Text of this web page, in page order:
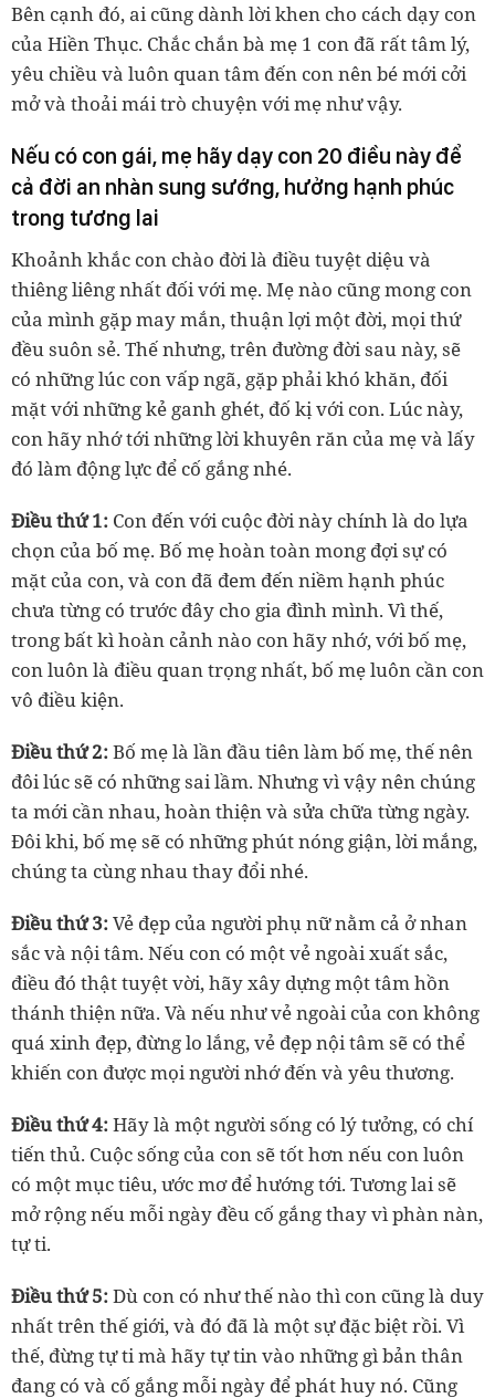
Bên cạnh đó, ai cũng dành lời khen cho cách dạy con
của Hiền Thục. Chắc chắn bà mẹ 1 con đã rất tâm lý,
yêu chiều và luôn quan tâm đến con nên bé mới cởi
mở và thoải mái trò chuyện với mẹ như vậy.
Nếu có con gái, mẹ hãy dạy con 20 điều này để
cả đời an nhàn sung sướng, hưởng hạnh phúc
trong tương lai
Khoảnh khắc con chào đời là điều tuyệt diệu và
thiêng liêng nhất đối với mẹ. Mẹ nào cũng mong con
của mình gặp may mắn, thuận lợi một đời, mọi thứ
đều suôn sẻ. Thế nhưng, trên đường đời sau này, sẽ
có những lúc con vấp ngã, gặp phải khó khăn, đối
mặt với những kẻ ganh ghét, đố kị với con. Lúc này,
con hãy nhớ tới những lời khuyên răn của mẹ và lấy
đó làm động lực để cố gắng nhé.
Điều thứ 1: Con đến với cuộc đời này chính là do lựa
chọn của bố mẹ. Bố mẹ hoàn toàn mong đợi sự có
mặt của con, và con đã đem đến niềm hạnh phúc
chưa từng có trước đây cho gia đình mình. Vì thế,
trong bất kì hoàn cảnh nào con hãy nhớ, với bố mẹ,
con luôn là điều quan trọng nhất, bố mẹ luôn cần con
vô điều kiện.
Điều thứ 2:Bố mẹ là lần đầu tiên làm bố mẹ, thế nên
đôi lúc sẽ có những sai lầm. Nhưng vì vậy nên chúng
ta mới cần nhau, hoàn thiện và sửa chữa từng ngày.
Đôi khi, bố mẹ sẽ có những phút nóng giận, lời mắng,
chúng ta cùng nhau thay đổi nhé.
Điều thứ 3:Vẻ đẹp của người phụ nữ nằm cả ở nhan
sắc và nội tâm. Nếu con có một vẻ ngoài xuất sắc,
điều đó thật tuyệt vời, hãy xây dựng một tâm hồn
thánh thiện nữa. Và nếu như vẻ ngoài của con không
quá xinh đẹp, đừng lo lắng, vẻ đẹp nội tâm sẽ có thể
khiến con được mọi người nhớ đến và yêu thương.
Điều thứ 4:Hãy là một người sống có lý tưởng, có chí
tiến thủ. Cuộc sống của con sẽ tốt hơn nếu con luôn
có một mục tiêu, ước mơ để hướng tới. Tương lai sẽ
mở rộng nếu mỗi ngày đều cố gắng thay vì phàn nàn,
tự ti.
Điều thứ 5:Dù con có như thế nào thì con cũng là duy
nhất trên thế giới, và đó đã là một sự đặc biệt rồi. Vì
thế, đừng tự ti mà hãy tự tin vào những gì bản thân
đang có và cố gắng mỗi ngày để phát huy nó. Cũng